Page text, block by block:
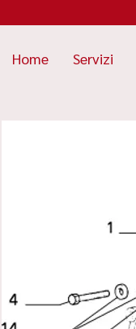
Home Servizi